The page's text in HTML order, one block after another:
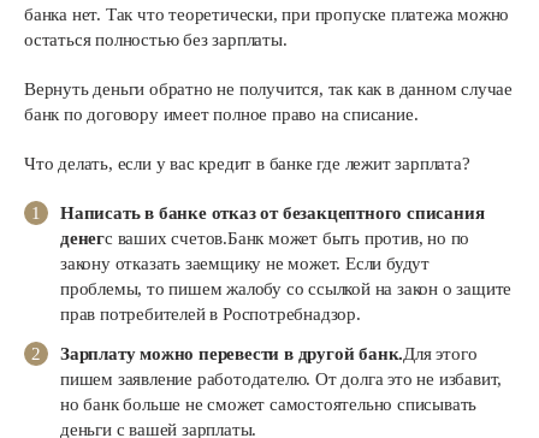
банка нет. Так что теоретически, при пропуске платежа можно
остаться полностью без зарплаты.
Вернуть деньги обратно не получится, так как в данном случае
банк по договору имеет полное право на списание.
Что делать, если у вас кредит в банке где лежит зарплата?
Написать в банке отказ от безакцептного списания
денегс ваших счетов.Банк может быть против, но по
закону отказать заемщику не может. Если будут
проблемы, то пишем жалобу со ссылкой на закон о защите
прав потребителей в Роспотребнадзор.
Зарплату можно перевести в другой банк.Для этого
пишем заявление работодателю. От долга это не избавит,
но банк больше не сможет самостоятельно списывать
деньги с вашей зарплаты.